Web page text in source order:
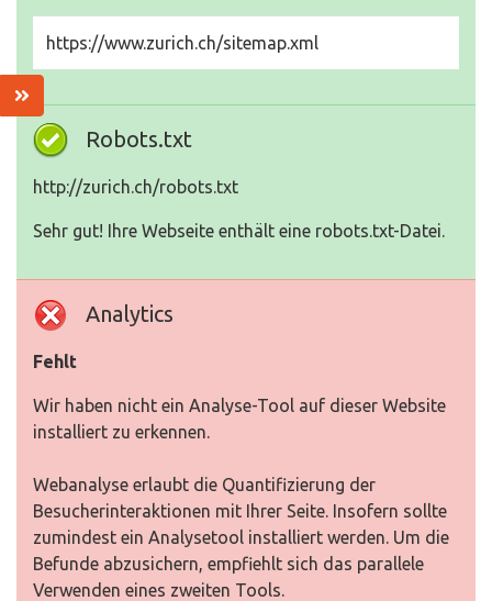
https://www.zurich.ch/sitemap.xml
Robots.txt
http://zurich.ch/robots.txt
Sehr gut! Ihre Webseite enthält eine robots.txt-Datei.
Analytics
Fehlt
Wir haben nicht ein Analyse-Tool auf dieser Website
installiert zu erkennen.
Webanalyse erlaubt die Quantifizierung der
Besucherinteraktionen mit Ihrer Seite. Insofern sollte
zumindest ein Analysetool installiert werden. Um die
Befunde abzusichern, empfiehlt sich das parallele
Verwenden eines zweiten Tools.